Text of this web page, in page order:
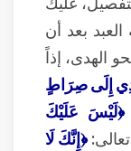
بعد أن
الهدى، إذاً
إِلَى صِرَاطٍ
﴿لَيْسَ عَلَيْكَ
﴿إِنَّكَ لَا